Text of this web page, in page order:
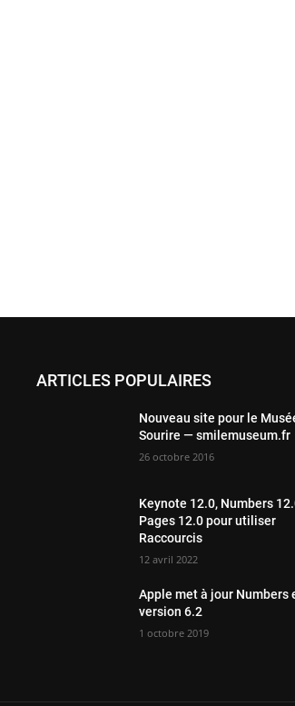
ARTICLES POPULAIRES
Nouveau site pour le
Sourire — smilemuseum.fr
26 octobre 2016
Keynote 12.0, Numbers
Pages 12.0 pour utiliser
Raccourcis
12 avril 2022
Apple met à jour Numbers
version 6.2
1 octobre 2019